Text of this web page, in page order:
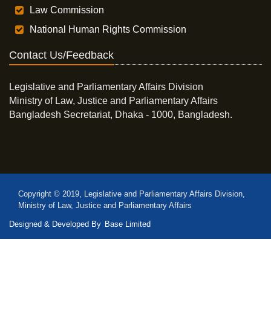
Law Commission
National Human Rights Commission
Contact Us/Feedback
Legislative and Parliamentary Affairs Division
Ministry of Law, Justice and Parliamentary Affairs
Bangladesh Secretariat, Dhaka - 1000, Bangladesh.
Copyright © 2019, Legislative and Parliamentary Affairs Division,
Ministry of Law, Justice and Parliamentary Affairs
Designed & Developed By Base Limited